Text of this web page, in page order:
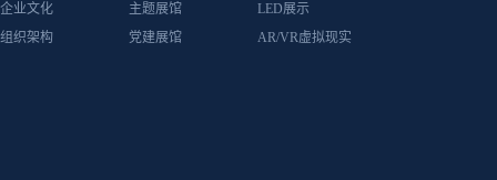
企业文化
组织架构
主题展馆
党建展馆
LED展示
AR/VR虚拟现实